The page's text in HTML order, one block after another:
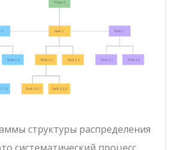
структуры распределения